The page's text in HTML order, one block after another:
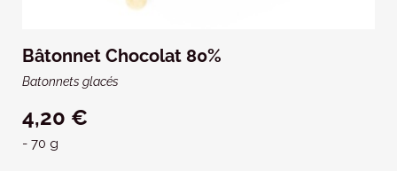
Bâtonnet Chocolat 80%
Batonnets glacés
4,20 €
- 70 g